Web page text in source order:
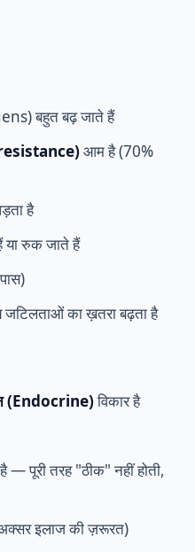
बहुत बढ़ जाते हैं
resistance)आम है (70%
है
या रुक जाते हैं
जटिलताओं का ख़तरा बढ़ता है
(Endocrine)विकार है
— पूरी तरह "ठीक" नहीं होती,
इलाज की ज़रूरत)